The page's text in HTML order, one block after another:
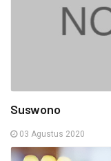
Suswono
03 Agustus 2020